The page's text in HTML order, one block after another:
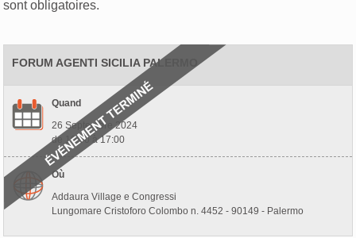
sont obligatoires.
FORUM AGENTI SICILIA PALERMO
Quand
26 Septembre 2024
de 10:00 à 17:00
Où
Addaura Village e Congressi
Lungomare Cristoforo Colombo n. 4452 - 90149 - Palermo